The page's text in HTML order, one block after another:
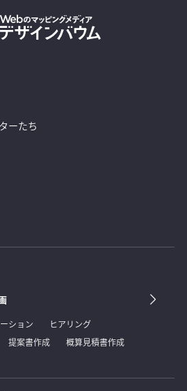
ーたち
ション
ヒアリング
提案書作成
概算見積書作成